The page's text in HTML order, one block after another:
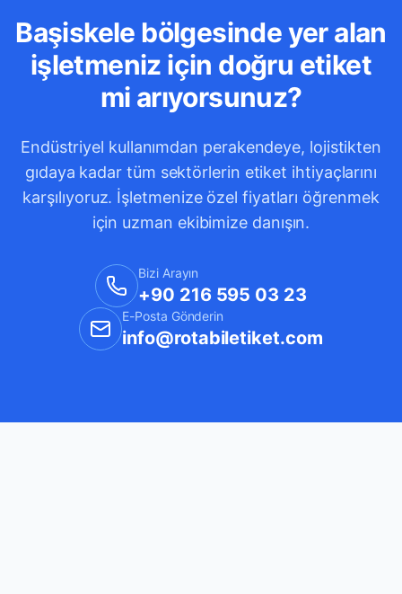
Başiskele bölgesinde yer alan
işletmeniz için doğru etiket
mi arıyorsunuz?
Endüstriyel kullanımdan perakendeye, lojistikten
gıdaya kadar tüm sektörlerin etiket ihtiyaçlarını
karşılıyoruz. İşletmenize özel fiyatları öğrenmek
için uzman ekibimize danışın.
Bizi Arayın
+90 216 595 03 23
E-Posta Gönderin
info@rotabiletiket.com